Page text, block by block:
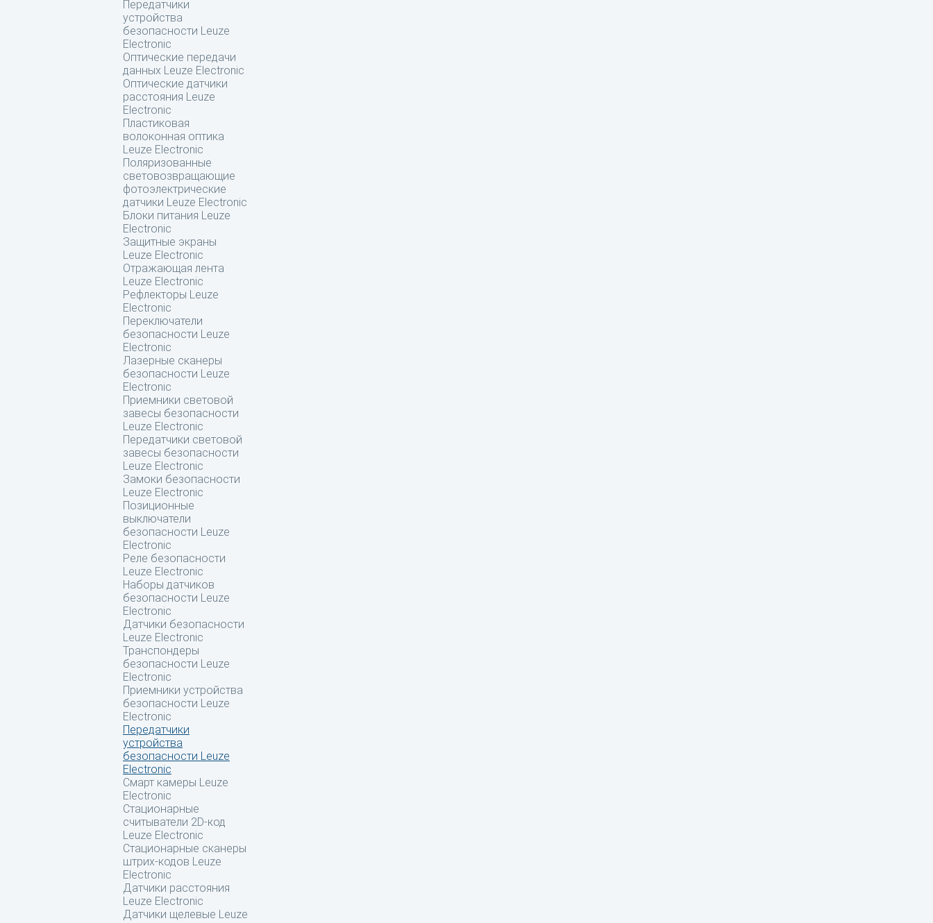
Передатчики
устройства
безопасности Leuze
Electronic
Оптические передачи
данных Leuze Electronic
Оптические датчики
расстояния Leuze
Electronic
Пластиковая
волоконная оптика
Leuze Electronic
Поляризованные
световозвращающие
фотоэлектрические
датчики Leuze Electronic
Блоки питания Leuze
Electronic
Защитные экраны
Leuze Electronic
Отражающая лента
Leuze Electronic
Рефлекторы Leuze
Electronic
Переключатели
безопасности Leuze
Electronic
Лазерные сканеры
безопасности Leuze
Electronic
Приемники световой
завесы безопасности
Leuze Electronic
Передатчики световой
завесы безопасности
Leuze Electronic
Замоки безопасности
Leuze Electronic
Позиционные
выключатели
безопасности Leuze
Electronic
Реле безопасности
Leuze Electronic
Наборы датчиков
безопасности Leuze
Electronic
Датчики безопасности
Leuze Electronic
Транспондеры
безопасности Leuze
Electronic
Приемники устройства
безопасности Leuze
Electronic
Передатчики
устройства
безопасности Leuze
Electronic
Смарт камеры Leuze
Electronic
Стационарные
считыватели 2D-код
Leuze Electronic
Стационарные сканеры
штрих-кодов Leuze
Electronic
Датчики расстояния
Leuze Electronic
Датчики щелевые Leuze